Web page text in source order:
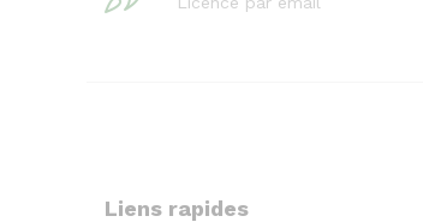
Liens rapides